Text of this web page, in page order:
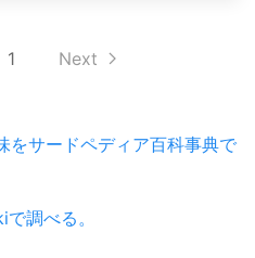
1 Next
をサードペディア百科事典で
調べる。